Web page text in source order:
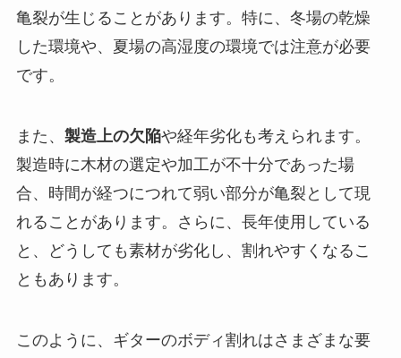
亀裂が生じることがあります。特に、冬場の乾燥
した環境や、夏場の高湿度の環境では注意が必要
です。
また、 製造上の欠陥や経年劣化も考えられます。
製造時に木材の選定や加工が不十分であった場
合、時間が経つにつれて弱い部分が亀裂として現
れることがあります。さらに、長年使用している
と、どうしても素材が劣化し、割れやすくなるこ
ともあります。
このように、ギターのボディ割れはさまざまな要